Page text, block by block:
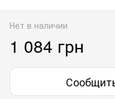
Нет в наличии
1 084 грн